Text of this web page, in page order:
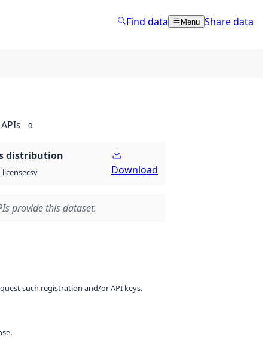
Find data Menu Share data
APIs 0
distribution
csv Download
provide this dataset.
such registration and/or API keys.